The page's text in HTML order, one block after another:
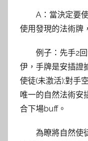
A：當決定要
使用發現的法術牌
例子：先手2
伊，手牌是安插證
使徒(未激活);對手
唯一的自然法術安
合下場buff。
為瞭將自然使